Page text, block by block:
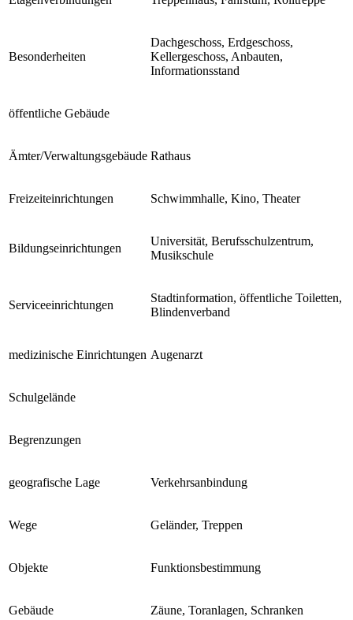
Besonderheiten
Dachgeschoss, Erdgeschoss,
Kellergeschoss, Anbauten,
Informationsstand
öffentliche Gebäude
Ämter/Verwaltungsgebäude Rathaus
Freizeiteinrichtungen Schwimmhalle, Kino, Theater
Bildungseinrichtungen
Universität, Berufsschulzentrum,
Musikschule
Serviceeinrichtungen
Stadtinformation, öffentliche Toiletten,
Blindenverband
medizinische Einrichtungen Augenarzt
Schulgelände
Begrenzungen
geografische Lage Verkehrsanbindung
Wege Geländer, Treppen
Objekte Funktionsbestimmung
Gebäude Zäune, Toranlagen, Schranken